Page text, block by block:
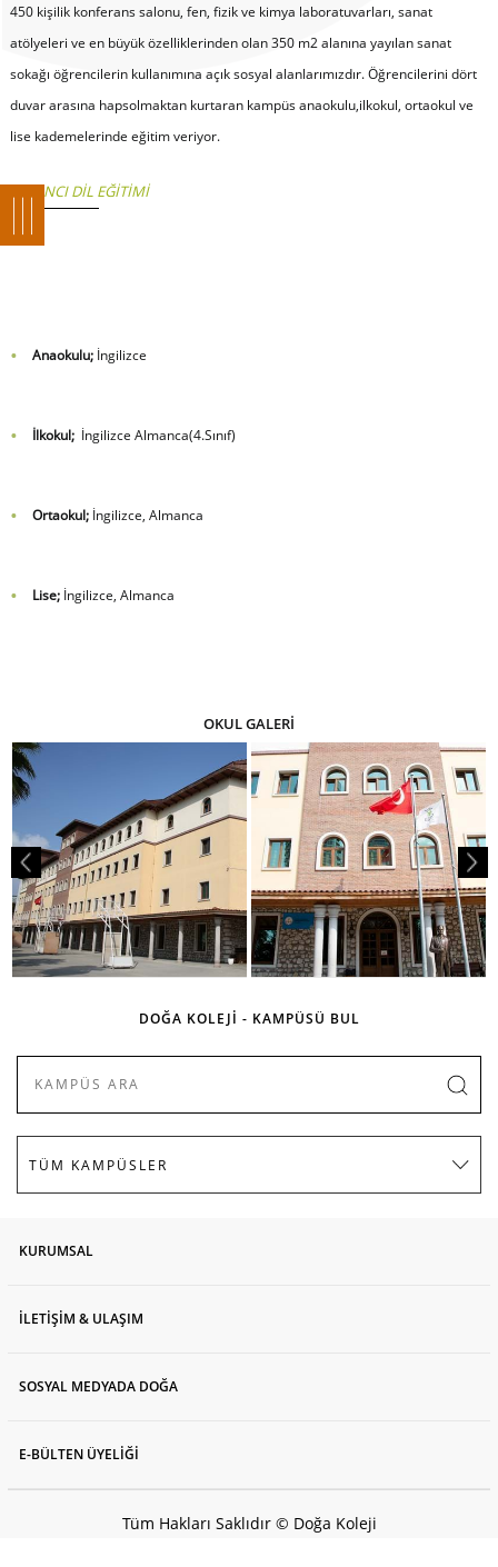
450 kişilik konferans salonu, fen, fizik ve kimya laboratuvarları, sanat
atölyeleri ve en büyük özelliklerinden olan 350 m2 alanına yayılan sanat
sokağı öğrencilerin kullanımına açık sosyal alanlarımızdır. Öğrencilerini dört
duvar arasına hapsolmaktan kurtaran kampüs anaokulu,ilkokul, ortaokul ve
lise kademelerinde eğitim veriyor.
YABANCI DİL EĞİTİMİ
Anaokulu;İngilizce
İlkokul; İngilizce Almanca(4.Sınıf)
Ortaokul; İngilizce, Almanca
Lise; İngilizce, Almanca
OKUL GALERİ
DOĞA KOLEJİ - KAMPÜSÜ BUL
KURUMSAL
İLETİŞİM & ULAŞIM
SOSYAL MEDYADA DOĞA
E-BÜLTEN ÜYELİĞİ
Tüm Hakları Saklıdır © Doğa Koleji